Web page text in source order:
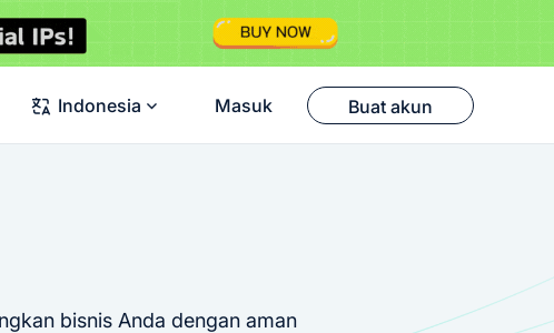
Indonesia Masuk Buat akun
bisnis Anda dengan aman